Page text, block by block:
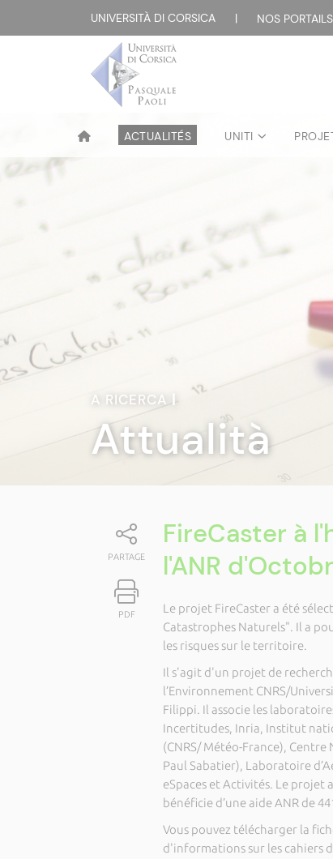
UNIVERSITÀ DI CORSICA | NOS
ACTUALITÉS UNITI
A RICERCA|
Attualità
PARTAGE
PDF
FireCaster à
l'ANR
Le projet FireCaster a été
Catastrophes Naturels". Il a
les risques sur le territoire.
Il s'agit d'un projet de
l’Environnement CNRS/
Filippi. Il associe les
Incertitudes, Inria, Institut
(CNRS/ Météo-France),
Paul Sabatier), Laboratoire
eSpaces et Activités. Le projet
bénéficie d’une aide ANR de
Vous pouvez télécharger la
d'informations sur les cahiers